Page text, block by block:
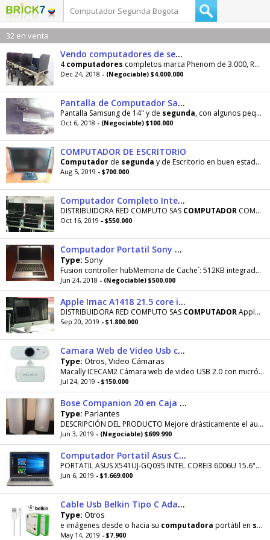
32 en venta
Vendo computadores de segunda
4computadores completos marca Phenom de 3.000, RAM de 8 Gigas,Disco duro de 1 Tera, tarjeta
Dec 24, 2018 - (Negociable) $4.000.000
Pantalla de Computador Samsung
Pantalla Samsung de 14" y de segunda, con algunos pequeños rallones en dos costados.
Oct 6, 2018 - (Negociable) $100.000
COMPUTADOR DE ESCRITORIO
Computador de segunda y de Escritorio en buen estado con los siguientes accesorios. 1. PANTALLA
Aug 5, 2019 - $700.000
Computador Completo Intel core i5 Tercera-4gb500gbLCD19
DISTRIBUIDORA RED COMPUTO SAS COMPUTADOR COMPLETO INTEL CORE I5 3470 3.200 GHZ RAM DE 4GB DDR3
Oct 16, 2019 - $550.000
Computador Portatil Sony Vaio Modelo 31311u
Type: Sony
Fusion controller hubMemoria de Cache´: 512KB integrada al
Jun 24, 2018 - (Negociable) $500.000
Apple Imac A1418 21.5 core i5 Ram 8gb1 Tera Leer descripcion
DISTRIBUIDORA RED COMPUTO SAS COMPUTADORApple Imac A1418 21.5***2013 INTEL CORE I5 2400 RAM DE 8GB
Sep 20, 2019 - $1.800.000
Camara Web de Video Usb con Microfono
Type: Otros, Video Cámaras
Macally ICECAM2 Cámara web de video USB 2.0 con micrófono incorporado (blanco) IceCam2 es una cámara web de video USB 2.0 con micrófono. Es...
Jul 24, 2019 - $150.000
Bose Companion 20 en Caja Adaptador Bluetooth Recargable
Type: Parlantes
DESCRIPCIÓN DEL PRODUCTO Mejore drásticamente el audio de su
Jun 3, 2019 - (Negociable) $699.990
Computador Portatil Asus Cori 3 Dd 1tb Ddr 4 8gb Video 2gb
PORTATIL ASUS X541UJ-GQ035 INTEL COREI3 6006U 15.6"PULGADAS GT920MX La Serie X541UJ de portátiles ASUS ofrece un equilibrio ideal de precio y...
Jun 6, 2019 - $1.669.000
Cable Usb Belkin Tipo C Adapter 1.2m
Type: Otros
e imágenes desde o hacia su computadora portátil en segundos
May 14, 2019 - $7.900